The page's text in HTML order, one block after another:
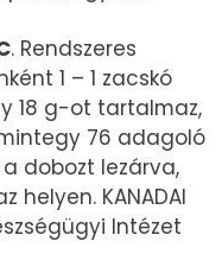
. Rendszeres
1 – 1 zacskó
18 g-ot tartalmaz,
76 adagoló
dobozt lezárva,
helyen. KANADAI
Intézet